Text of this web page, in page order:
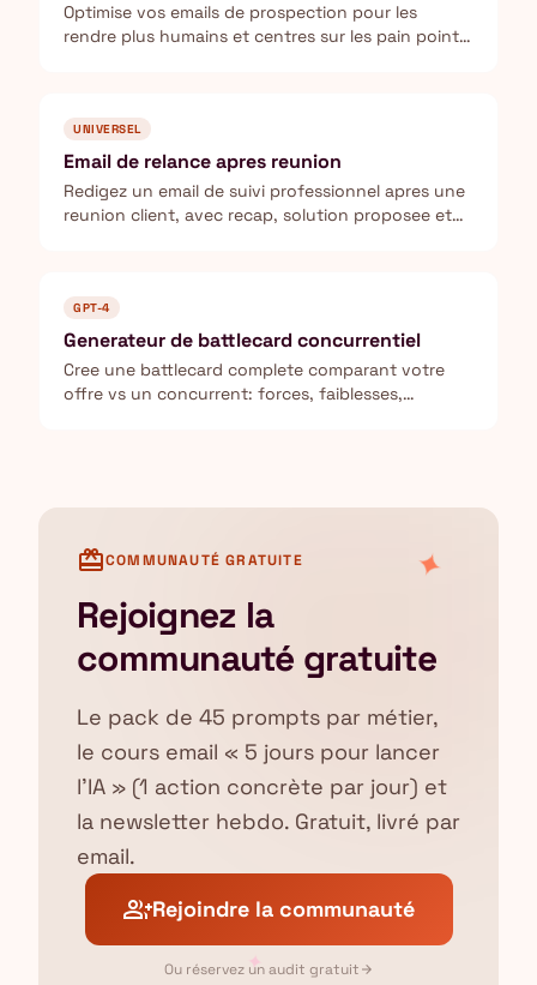
Optimise vos emails de prospection pour les
rendre plus humains et centres sur les pain points
UNIVERSEL
Email de relance apres reunion
Redigez un email de suivi professionnel apres une
reunion client, avec recap, solution proposee et
GPT-4
Generateur de battlecard concurrentiel
Cree une battlecard complete comparant votre
offre vs un concurrent: forces, faiblesses,
✦
✦
card_giftcardCOMMUNAUTÉ GRATUITE
Rejoignez la
communauté gratuite
Le pack de 45 prompts par métier,
le cours email « 5 jours pour lancer
l'IA » (1 action concrète par jour) et
la newsletter hebdo. Gratuit, livré par
email.
group_addRejoindre la communauté
Ou réservez un audit gratuit arrow_forward